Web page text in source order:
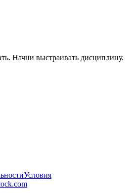
Начни выстраивать дисциплину.
Условия